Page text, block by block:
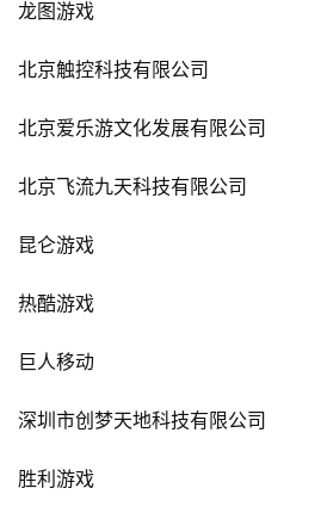
龙图游戏
北京触控科技有限公司
北京爱乐游文化发展有限公司
北京飞流九天科技有限公司
昆仑游戏
热酷游戏
巨人移动
深圳市创梦天地科技有限公司
胜利游戏